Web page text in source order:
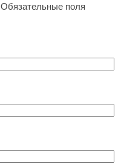
Обязательные поля